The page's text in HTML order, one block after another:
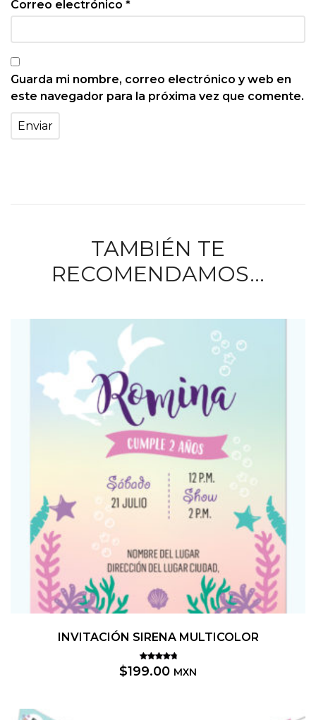
Correo electrónico *
Guarda mi nombre, correo electrónico y web en
este navegador para la próxima vez que comente.
TAMBIÉN TE
RECOMENDAMOS…
INVITACIÓN SIRENA MULTICOLOR
Valorado
con
5.00 de 5
$199.00 MXN